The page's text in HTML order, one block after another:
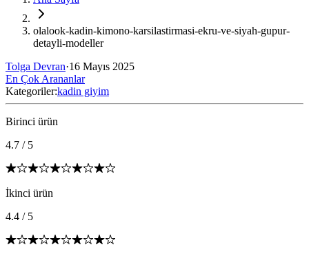
olalook-kadin-kimono-karsilastirmasi-ekru-ve-siyah-gupur-
detayli-modeller
Tolga Devran·16 Mayıs 2025
En Çok Arananlar
Kategoriler:kadin giyim
Birinci ürün
4.7 / 5
İkinci ürün
4.4 / 5